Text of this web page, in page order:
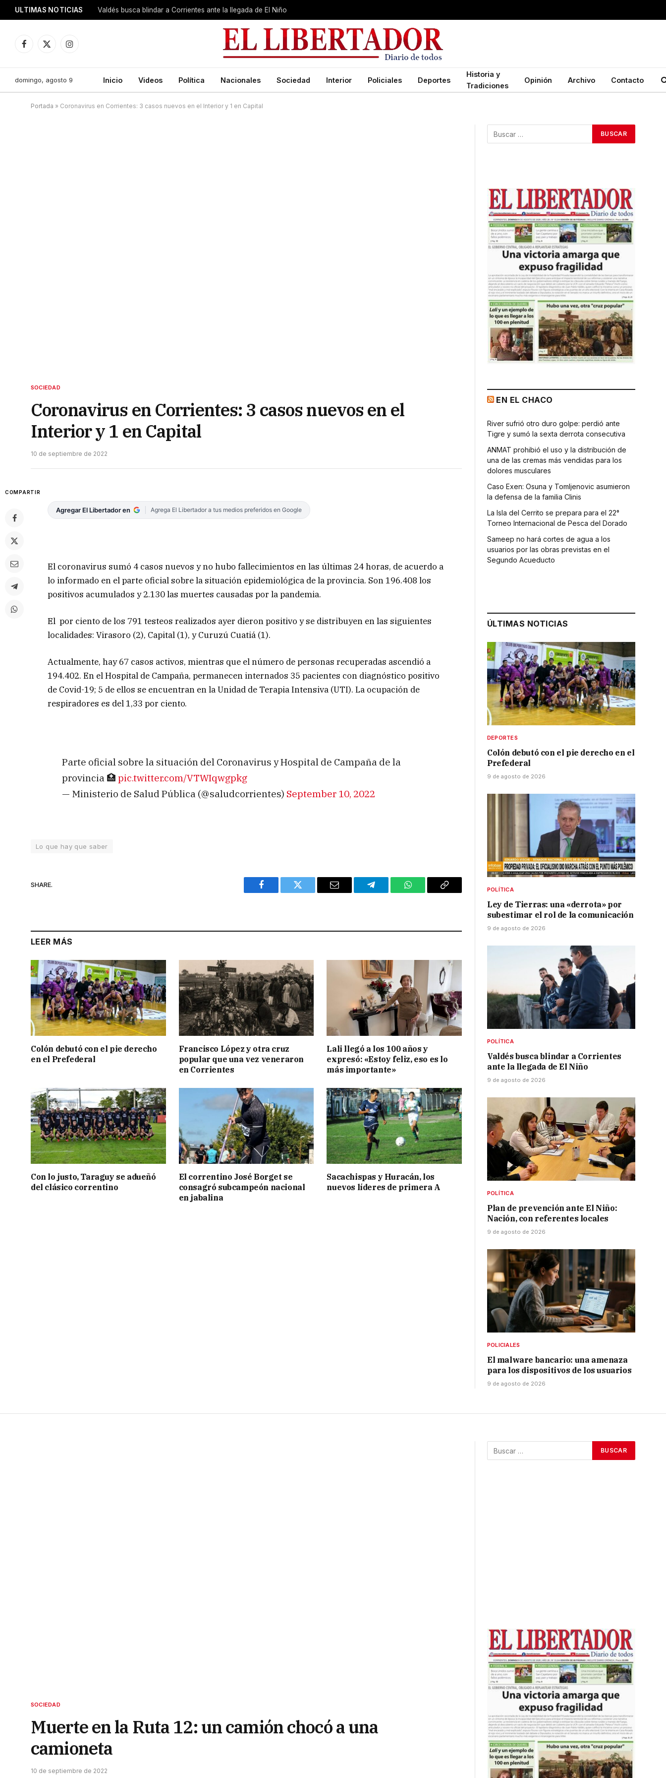
ULTIMAS NOTICIAS Valdés busca blindar a Corrientes ante la llegada de El Niño
Facebook
X
Instagram
domingo, agosto 9 Inicio Videos Política Nacionales Sociedad Interior Policiales Deportes
Historia y
Tradiciones
Opinión Archivo Contacto
Portada » Coronavirus en Corrientes: 3 casos nuevos en el Interior y 1 en Capital
SOCIEDAD
Coronavirus en Corrientes: 3 casos nuevos en el
Interior y 1 en Capital
10 de septiembre de 2022
COMPARTIR
Agregar El Libertador en Agrega El Libertador a tus medios preferidos en Google
El coronavirus sumó 4 casos nuevos y no hubo fallecimientos en las últimas 24 horas, de acuerdo a
lo informado en el parte oficial sobre la situación epidemiológica de la provincia. Son 196.408 los
positivos acumulados y 2.130 las muertes causadas por la pandemia.
El por ciento de los 791 testeos realizados ayer dieron positivo y se distribuyen en las siguientes
localidades: Virasoro (2), Capital (1), y Curuzú Cuatiá (1).
Actualmente, hay 67 casos activos, mientras que el número de personas recuperadas ascendió a
194.402. En el Hospital de Campaña, permanecen internados 35 pacientes con diagnóstico positivo
de Covid-19; 5 de ellos se encuentran en la Unidad de Terapia Intensiva (UTI). La ocupación de
respiradores es del 1,33 por ciento.
Parte oficial sobre la situación del Coronavirus y Hospital de Campaña de la
provincia 🏥 pic.twitter.com/VTWIqwgpkg
— Ministerio de Salud Pública (@saludcorrientes) September 10, 2022
Lo que hay que saber
SHARE.
Facebook Twitter Email Telegram WhatsAppCopy
LEER MÁS
Colón debutó con el pie derecho
en el Prefederal
Francisco López y otra cruz
popular que una vez veneraron
en Corrientes
Lali llegó a los 100 años y
expresó: «Estoy feliz, eso es lo
más importante»
Con lo justo, Taraguy se adueñó
del clásico correntino
El correntino José Borget se
consagró subcampeón nacional
en jabalina
Sacachispas y Huracán, los
nuevos líderes de primera A
EN EL CHACO
River sufrió otro duro golpe: perdió ante
Tigre y sumó la sexta derrota consecutiva
ANMAT prohibió el uso y la distribución de
una de las cremas más vendidas para los
dolores musculares
Caso Exen: Osuna y Tomljenovic asumieron
la defensa de la familia Clinis
La Isla del Cerrito se prepara para el 22°
Torneo Internacional de Pesca del Dorado
Sameep no hará cortes de agua a los
usuarios por las obras previstas en el
Segundo Acueducto
ÚLTIMAS NOTICIAS
DEPORTES
Colón debutó con el pie derecho en el
Prefederal
9 de agosto de 2026
POLÍTICA
Ley de Tierras: una «derrota» por
subestimar el rol de la comunicación
9 de agosto de 2026
POLÍTICA
Valdés busca blindar a Corrientes
ante la llegada de El Niño
9 de agosto de 2026
POLÍTICA
Plan de prevención ante El Niño:
Nación, con referentes locales
9 de agosto de 2026
POLICIALES
El malware bancario: una amenaza
para los dispositivos de los usuarios
9 de agosto de 2026
SOCIEDAD
Muerte en la Ruta 12: un camión chocó a una
camioneta
10 de septiembre de 2022